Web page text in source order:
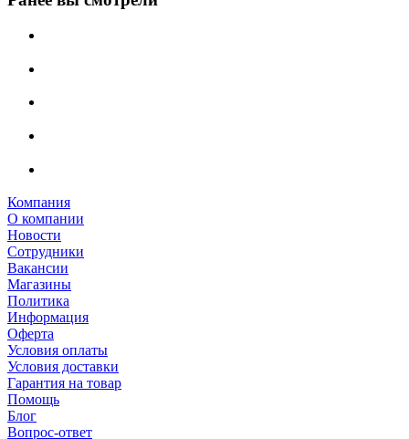
Компания
О компании
Новости
Сотрудники
Вакансии
Магазины
Политика
Информация
Оферта
Условия оплаты
Условия доставки
Гарантия на товар
Помощь
Блог
Вопрос-ответ